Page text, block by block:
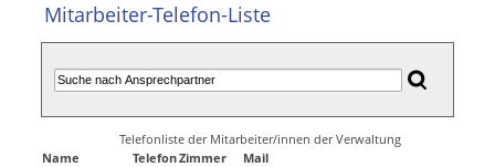
Mitarbeiter-Telefon-Liste
Telefonliste der Mitarbeiter/innen der Verwaltung
Name
TelefonZimmer
Mail